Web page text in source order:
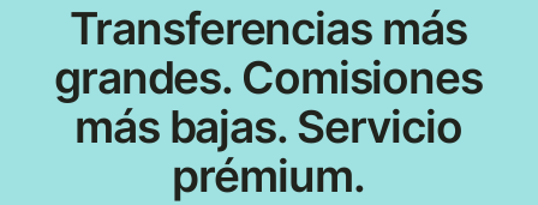
Transferencias más
grandes. Comisiones
más bajas. Servicio
prémium.